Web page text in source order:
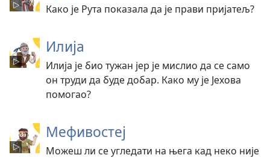
Како је Рута показала да је прави пријатељ?
Илија
Илија је био тужан јер је мислио да се само
он труди да буде добар. Како му је Јехова
помогао?
Мефивостеј
Можеш ли се угледати на њега кад неко није